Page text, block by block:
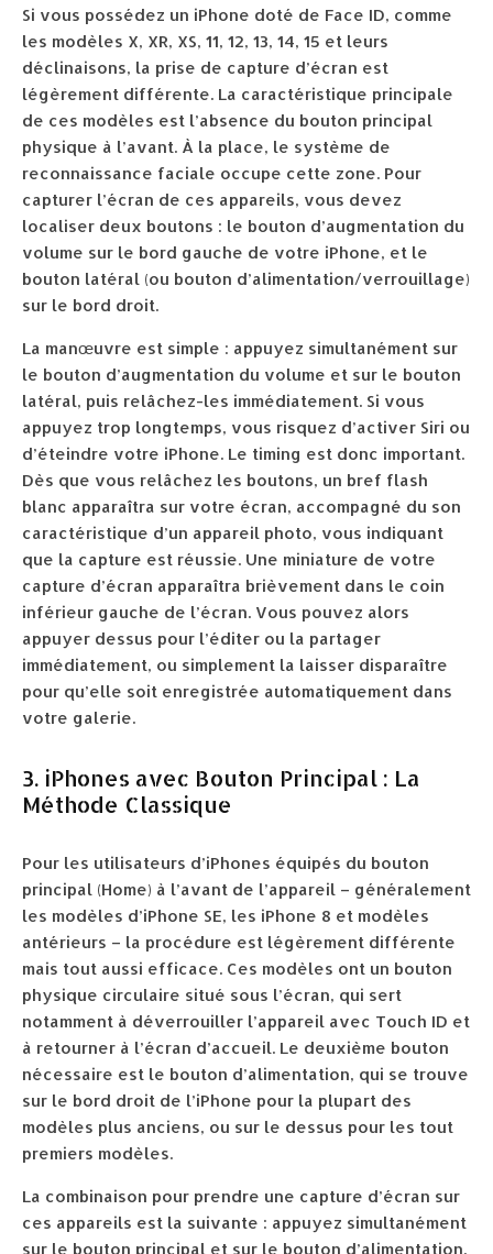
Si vous possédez un iPhone doté de Face ID, comme
les modèles X, XR, XS, 11, 12, 13, 14, 15 et leurs
déclinaisons, la prise de capture d’écran est
légèrement différente. La caractéristique principale
de ces modèles est l’absence du bouton principal
physique à l’avant. À la place, le système de
reconnaissance faciale occupe cette zone. Pour
capturer l’écran de ces appareils, vous devez
localiser deux boutons : le bouton d’augmentation du
volume sur le bord gauche de votre iPhone, et le
bouton latéral (ou bouton d’alimentation/verrouillage)
sur le bord droit.
La manœuvre est simple : appuyez simultanément sur
le bouton d’augmentation du volume et sur le bouton
latéral, puis relâchez-les immédiatement. Si vous
appuyez trop longtemps, vous risquez d’activer Siri ou
d’éteindre votre iPhone. Le timing est donc important.
Dès que vous relâchez les boutons, un bref flash
blanc apparaîtra sur votre écran, accompagné du son
caractéristique d’un appareil photo, vous indiquant
que la capture est réussie. Une miniature de votre
capture d’écran apparaîtra brièvement dans le coin
inférieur gauche de l’écran. Vous pouvez alors
appuyer dessus pour l’éditer ou la partager
immédiatement, ou simplement la laisser disparaître
pour qu’elle soit enregistrée automatiquement dans
votre galerie.
3. iPhones avec Bouton Principal : La
Méthode Classique
Pour les utilisateurs d’iPhones équipés du bouton
principal (Home) à l’avant de l’appareil – généralement
les modèles d’iPhone SE, les iPhone 8 et modèles
antérieurs – la procédure est légèrement différente
mais tout aussi efficace. Ces modèles ont un bouton
physique circulaire situé sous l’écran, qui sert
notamment à déverrouiller l’appareil avec Touch ID et
à retourner à l’écran d’accueil. Le deuxième bouton
nécessaire est le bouton d’alimentation, qui se trouve
sur le bord droit de l’iPhone pour la plupart des
modèles plus anciens, ou sur le dessus pour les tout
premiers modèles.
La combinaison pour prendre une capture d’écran sur
ces appareils est la suivante : appuyez simultanément
sur le bouton principal et sur le bouton d’alimentation,